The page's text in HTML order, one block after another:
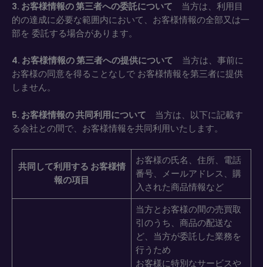
3. お客様情報の 第三者への委託について 当方は、利用目
的の達成に必要な範囲内において、お客様情報の全部又は一
部を 委託する場合があります。
4. お客様情報の 第三者への提供について 当方は、事前に
お客様の同意を得ることなしで お客様情報を第三者に提供
しません。
5. お客様情報の 共同利用について 当方は、以下に記載す
る会社との間で、お客様情報を共同利用いたします。
共同して利用する お客様情
報の項目
お客様の氏名、住所、電話
番号、メールアドレス、購
入された商品情報など
当方とお客様の間の売買取
引のうち、商品の配送な
ど、当方が委託した業務を
行うため
お客様に特別なサービスや